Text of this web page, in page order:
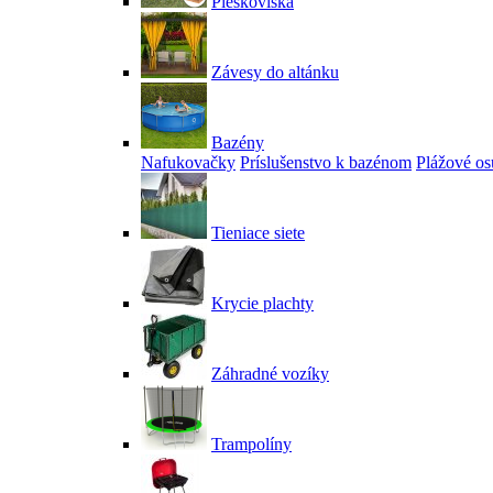
Závesy do altánku
Bazény
Nafukovačky Príslušenstvo k bazénom Plážové
Tieniace siete
Krycie plachty
Záhradné vozíky
Trampolíny